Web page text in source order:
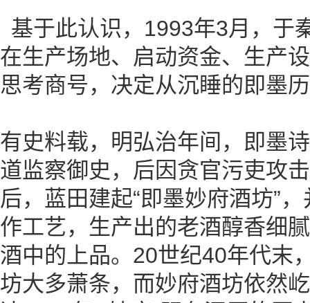
基于此认识，1993年3月，于
在生产场地、启动资金、生产
思考商号，决定从沉睡的即墨
有史料载，明弘治年间，即墨
道监察御史，后因贪官污吏攻
后，蓝田建起“即墨妙府酒坊”
作工艺，生产出的老酒醇香细
酒中的上品。20世纪40年代末
坊大多萧条，而妙府酒坊依然